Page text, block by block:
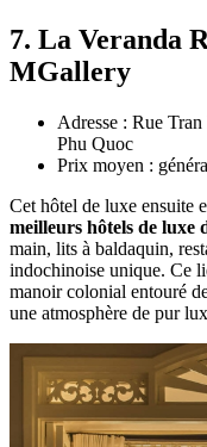
7. La Veranda
MGallery
Adresse : Rue
Phu Quoc
Prix moyen :
Cet hôtel de luxe ensuite
meilleurs hôtels de luxe
main, lits à baldaquin,
indochinoise unique. Ce
manoir colonial entouré
une atmosphère de pur